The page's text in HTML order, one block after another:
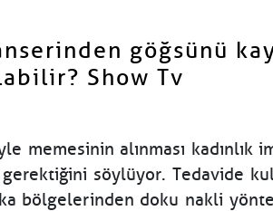
göğsünü
Show Tv
memesinin alınması kadınlık
söylüyor. Tedavide
bölgelerinden doku nakli